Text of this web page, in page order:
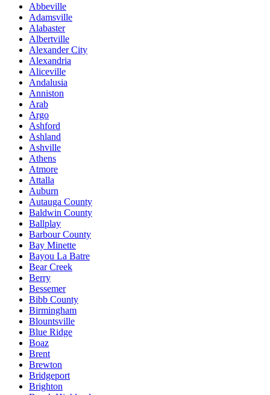
Abbeville
Adamsville
Alabaster
Albertville
Alexander City
Alexandria
Aliceville
Andalusia
Anniston
Arab
Argo
Ashford
Ashland
Ashville
Athens
Atmore
Attalla
Auburn
Autauga County
Baldwin County
Ballplay
Barbour County
Bay Minette
Bayou La Batre
Bear Creek
Berry
Bessemer
Bibb County
Birmingham
Blountsville
Blue Ridge
Boaz
Brent
Brewton
Bridgeport
Brighton